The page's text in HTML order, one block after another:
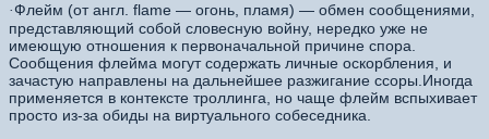
·Флейм (от англ. flame — огонь, пламя) — обмен сообщениями,
представляющий собой словесную войну, нередко уже не
имеющую отношения к первоначальной причине спора.
Сообщения флейма могут содержать личные оскорбления, и
зачастую направлены на дальнейшее разжигание ссоры.Иногда
применяется в контексте троллинга, но чаще флейм вспыхивает
просто из-за обиды на виртуального собеседника.